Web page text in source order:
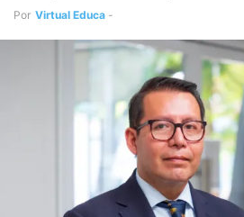
Por Virtual Educa -